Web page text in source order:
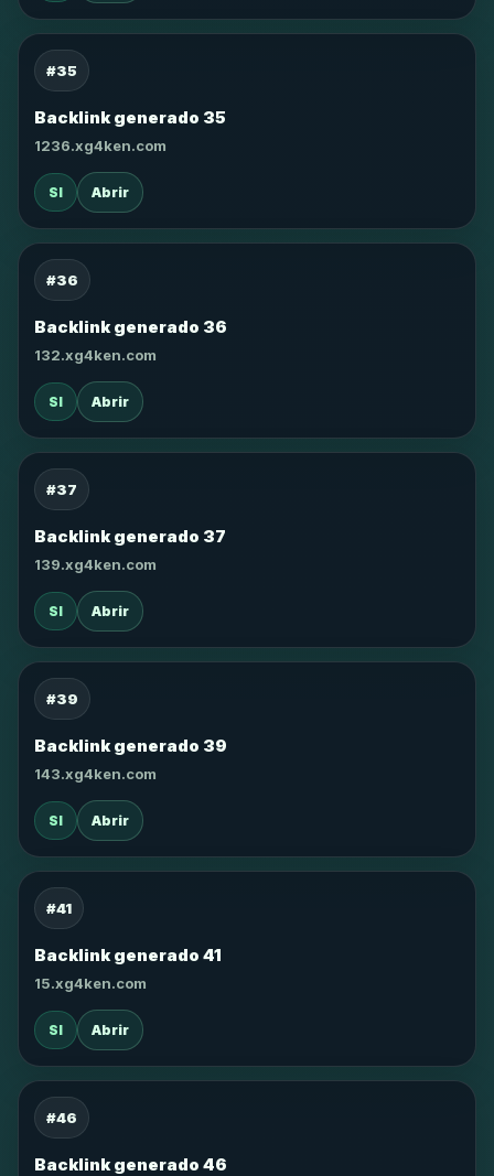
#35
Backlink generado 35
1236.xg4ken.com
SI Abrir
#36
Backlink generado 36
132.xg4ken.com
SI Abrir
#37
Backlink generado 37
139.xg4ken.com
SI Abrir
#39
Backlink generado 39
143.xg4ken.com
SI Abrir
#41
Backlink generado 41
15.xg4ken.com
SI Abrir
#46
Backlink generado 46